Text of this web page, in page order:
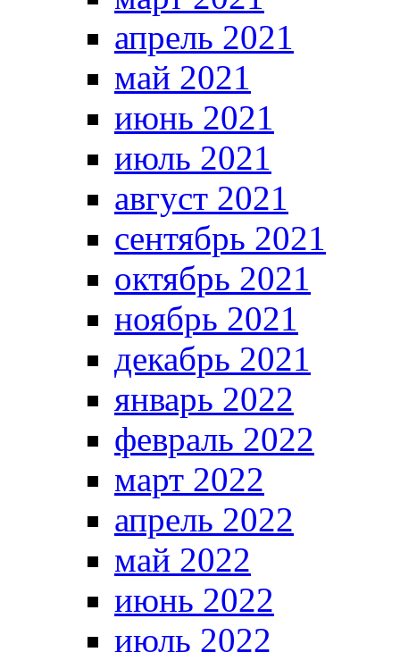
апрель 2021
май 2021
июнь 2021
июль 2021
август 2021
сентябрь 2021
октябрь 2021
ноябрь 2021
декабрь 2021
январь 2022
февраль 2022
март 2022
апрель 2022
май 2022
июнь 2022
июль 2022